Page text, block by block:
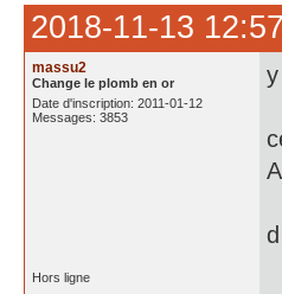
2018-11-13
massu2
Change le plomb en or
Date d'inscription: 2011-01-12
Messages: 3853
Hors ligne